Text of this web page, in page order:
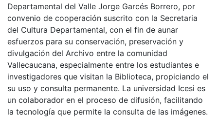
Departamental del Valle Jorge Garcés Borrero, por
convenio de cooperación suscrito con la Secretaria
del Cultura Departamental, con el fin de aunar
esfuerzos para su conservación, preservación y
divulgación del Archivo entre la comunidad
Vallecaucana, especialmente entre los estudiantes e
investigadores que visitan la Biblioteca, propiciando el
su uso y consulta permanente. La universidad Icesi es
un colaborador en el proceso de difusión, facilitando
la tecnología que permite la consulta de las imágenes.